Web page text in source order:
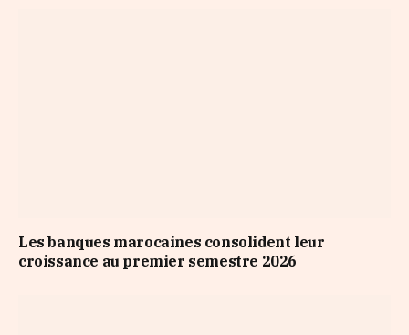
Les banques marocaines consolident leur
croissance au premier semestre 2026